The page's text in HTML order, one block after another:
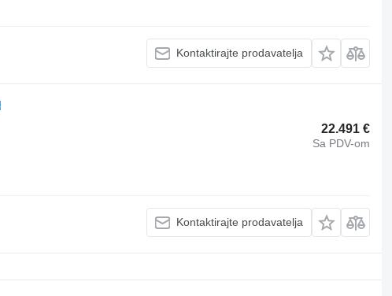
Kontaktirajte prodavatelja
22.491 €
Sa PDV-om
Kontaktirajte prodavatelja